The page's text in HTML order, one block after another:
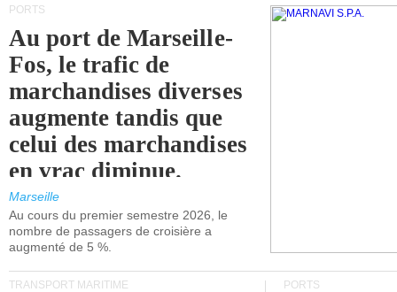
PORTS
Au port de Marseille-
Fos, le trafic de
marchandises diverses
augmente tandis que
celui des marchandises
en vrac diminue.
Marseille
Au cours du premier semestre 2026, le
nombre de passagers de croisière a
augmenté de 5 %.
TRANSPORT MARITIME PORTS